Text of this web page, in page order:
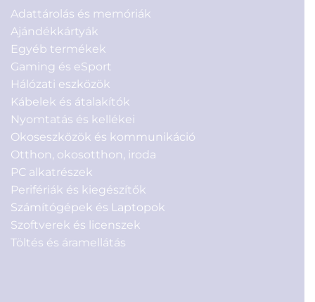
Adattárolás és memóriák
Ajándékkártyák
Egyéb termékek
Gaming és eSport
Hálózati eszközök
Kábelek és átalakítók
Nyomtatás és kellékei
Okoseszközök és kommunikáció
Otthon, okosotthon, iroda
PC alkatrészek
Perifériák és kiegészítők
Számítógépek és Laptopok
Szoftverek és licenszek
Töltés és áramellátás